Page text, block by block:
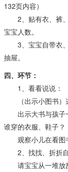
132页内容）
2、贴有衣、裤、
宝宝人数。
3、宝宝自带衣、
抽屉。
四、环节：
1、看看说说：
（出示小图书）这
出示大书与孩子
谁穿的衣服、鞋子？
观察小儿在看图
2、找找、折折
请宝宝从一堆放